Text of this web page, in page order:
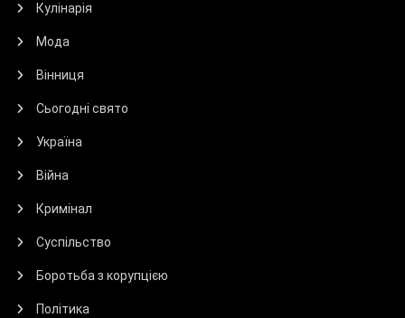
Кулінарія
Мода
Вінниця
Сьогодні свято
Україна
Війна
Кримінал
Суспільство
Боротьба з корупцією
Політика